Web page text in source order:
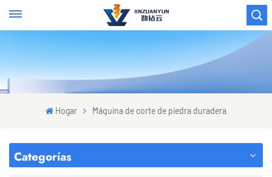
Hogar Máquina de corte de piedra duradera
Categorías